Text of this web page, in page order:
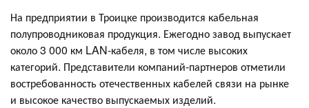
На предприятии в Троицке производится кабельная
полупроводниковая продукция. Ежегодно завод выпускает
около 3 000 км LAN-кабеля, в том числе высоких
категорий. Представители компаний-партнеров отметили
востребованность отечественных кабелей связи на рынке
и высокое качество выпускаемых изделий.